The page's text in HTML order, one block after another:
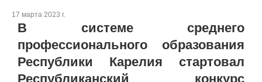
17 марта 2023 г.
В системе среднего
профессионального образования
Республики Карелия стартовал
Республиканский конкурс